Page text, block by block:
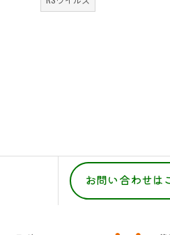
お問い合わせは